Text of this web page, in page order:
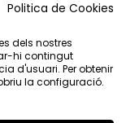
Politica de Cookies
dels nostres
hi contingut
d'usuari. Per obtenir
la configuració.